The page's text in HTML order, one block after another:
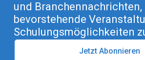
und Branchennachrichten,
bevorstehende
Schulungsmöglichkeiten
Jetzt Abonnieren